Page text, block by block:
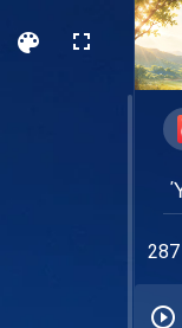
283
284
286
287